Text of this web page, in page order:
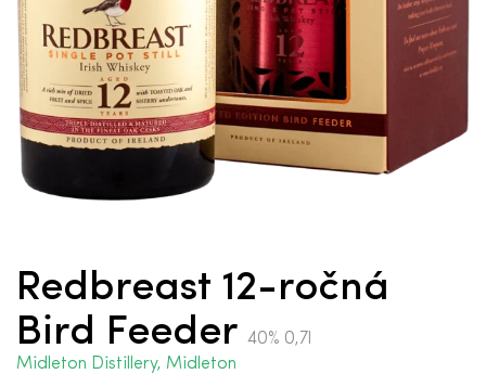
Redbreast 12-ročná
Bird Feeder 40% 0,7l
Midleton Distillery, Midleton